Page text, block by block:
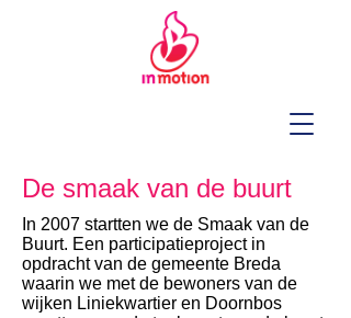
De smaak van de buurt
In 2007 startten we de Smaak van de
Buurt. Een participatieproject in
opdracht van de gemeente Breda
waarin we met de bewoners van de
wijken Liniekwartier en Doornbos